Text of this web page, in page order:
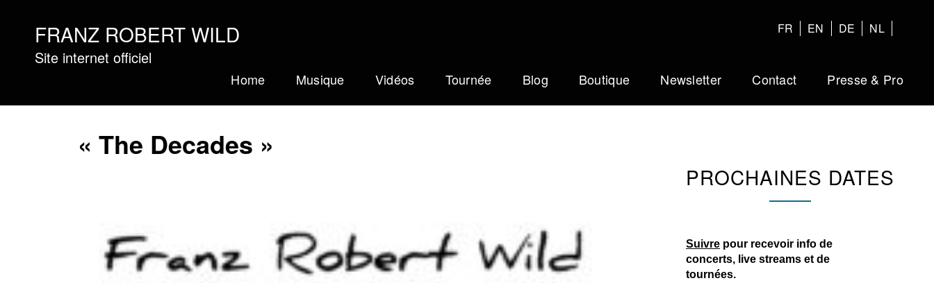
FRANZ ROBERT WILD
Site internet officiel
Home Musique Vidéos Tournée Blog Boutique Newsletter Contact Presse & Pro
FR EN DE NL
« The Decades »
PROCHAINES DATES
Suivre pour recevoir info de
concerts, live streams et de
tournées.